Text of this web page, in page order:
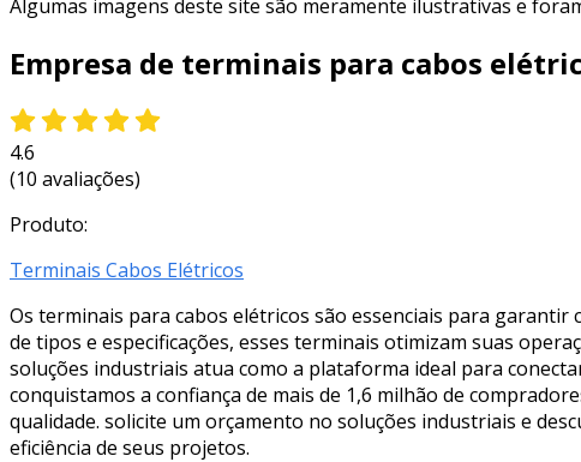
Algumas imagens deste site são meramente ilustrativas e
Empresa de terminais para cabos
4.6
(10 avaliações)
Produto:
Terminais Cabos Elétricos
Os terminais para cabos elétricos são essenciais para garantir
de tipos e especificações, esses terminais otimizam suas
soluções industriais atua como a plataforma ideal para
conquistamos a confiança de mais de 1,6 milhão de
qualidade. solicite um orçamento no soluções industriais e
eficiência de seus projetos.